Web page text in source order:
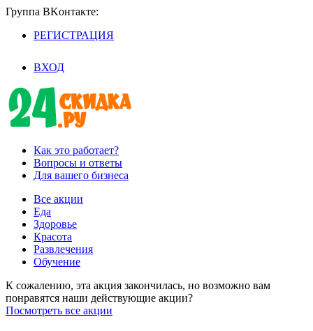
Группа BKoнтaктe:
РЕГИСТРАЦИЯ
ВХОД
Как это работает?
Вопросы и ответы
Для вашего бизнеса
Все акции
Еда
Здоровье
Красота
Развлечения
Обучение
К сожалению, эта акция закончилась, но возможно вам
понравятся наши действующие акции?
Посмотреть все акции